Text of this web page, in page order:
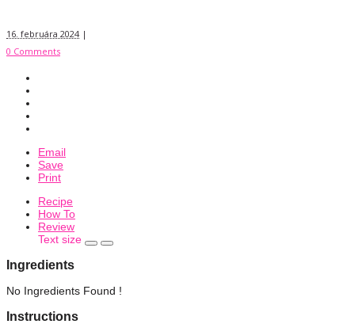
16. februára 2024 |
0 Comments
Email
Save
Print
Recipe
How To
Review
Text size
Ingredients
No Ingredients Found !
Instructions